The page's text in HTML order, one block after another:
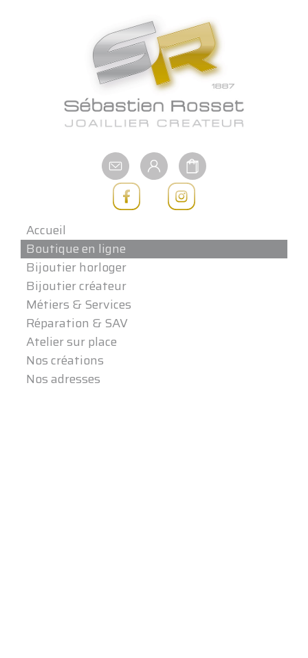
Accueil
Boutique en ligne
Bijoutier horloger
Bijoutier créateur
Métiers & Services
Réparation & SAV
Atelier sur place
Nos créations
Nos adresses